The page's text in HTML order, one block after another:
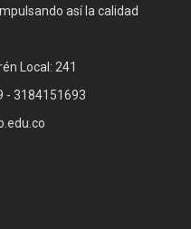
así la calidad
Local: 241
- 3184151693